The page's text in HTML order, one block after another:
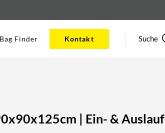
Finder Kontakt Suche
| Ein- & Auslauf